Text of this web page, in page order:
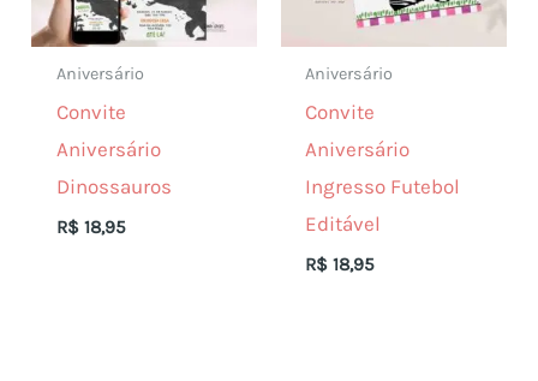
Aniversário
Convite
Aniversário
Dinossauros
R$18,95
Aniversário
Convite
Aniversário
Ingresso Futebol
Editável
R$ 18,95